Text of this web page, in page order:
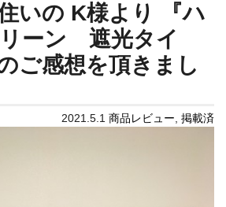
いの K様より 『ハ
ーン 遮光タイ
ご感想を頂きまし
2021.5.1 商品レビュー 掲載済